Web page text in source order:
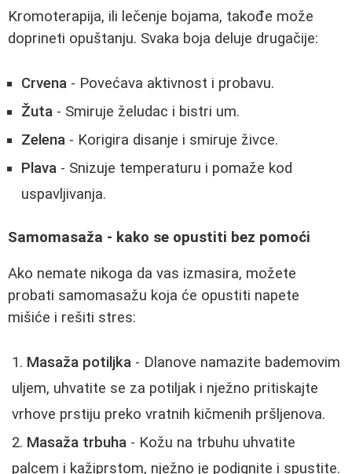
Kromoterapija, ili lečenje bojama, takođe može
doprineti opuštanju. Svaka boja deluje drugačije:
Crvena - Povećava aktivnost i probavu.
Žuta - Smiruje želudac i bistri um.
Zelena - Korigira disanje i smiruje živce.
Plava - Snizuje temperaturu i pomaže kod
uspavljivanja.
Samomasaža - kako se opustiti bez pomoći
Ako nemate nikoga da vas izmasira, možete
probati samomasažu koja će opustiti napete
mišiće i rešiti stres:
Masaža potiljka - Dlanove namazite bademovim
uljem, uhvatite se za potiljak i nježno pritiskajte
vrhove prstiju preko vratnih kičmenih pršljenova.
Masaža trbuha - Kožu na trbuhu uhvatite
palcem i kažiprstom, nježno je podignite i spustite.